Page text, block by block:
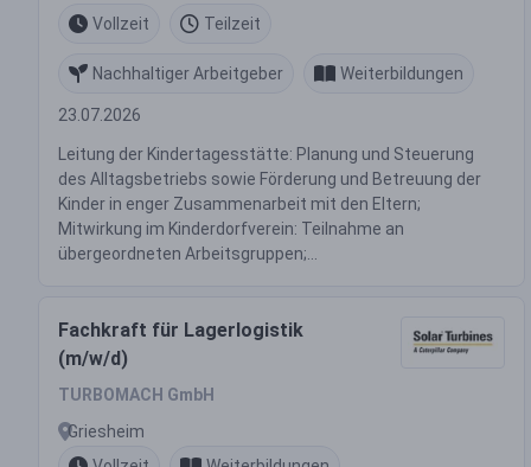
Vollzeit
Teilzeit
Nachhaltiger Arbeitgeber Weiterbildungen
23.07.2026
Leitung der Kindertagesstätte: Planung und Steuerung
des Alltagsbetriebs sowie Förderung und Betreuung der
Kinder in enger Zusammenarbeit mit den Eltern;
Mitwirkung im Kinderdorfverein: Teilnahme an
übergeordneten Arbeitsgruppen;...
Fachkraft für Lagerlogistik
(m/w/d)
TURBOMACH GmbH
Griesheim